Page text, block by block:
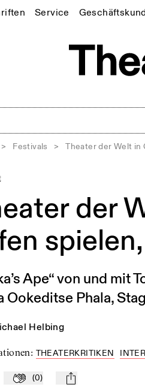
Service
> Festivals > Theater der Welt in
der
Ape“ von und mit
Ookeditse Phala,
Helbing
: THEATERKRITIKEN
TdZ hinzufügen
Applaudieren
(0) mail